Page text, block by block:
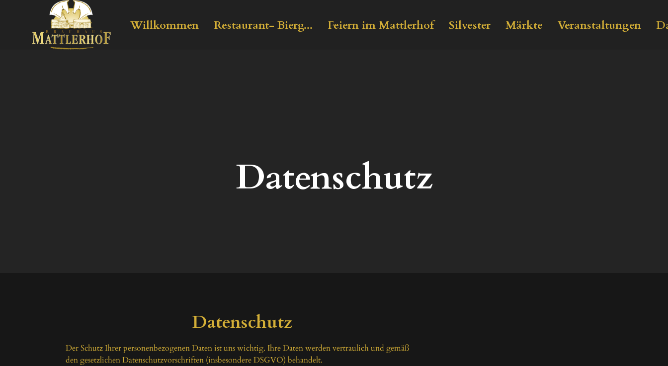
Willkommen Restaurant- Bierg... Feiern im Mattlerhof Silvester Märkte Veranstaltungen
Datenschutz
Datenschutz
Der Schutz Ihrer personenbezogenen Daten ist uns wichtig. Ihre Daten werden vertraulich und gemäß
den gesetzlichen Datenschutzvorschriften (insbesondere DSGVO) behandelt.